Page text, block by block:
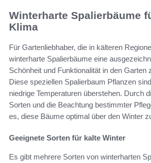
Winterharte Spalierbäume
Klima
Für Gartenliebhaber, die in kälteren
winterharte Spalierbäume eine
Schönheit und Funktionalität in den Garten
Diese speziellen Spalierbaum Pflanzen
niedrige Temperaturen überstehen. Durch
Sorten und die Beachtung bestimmter
es, diese Bäume optimal über den Winter
Geeignete Sorten für kalte Winter
Es gibt mehrere Sorten von winterharten